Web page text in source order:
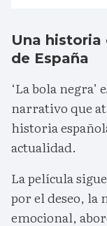
Una historia
de España
‘La bola
narrativo que
historia
actualidad.
La película
por el deseo, la
emocional,